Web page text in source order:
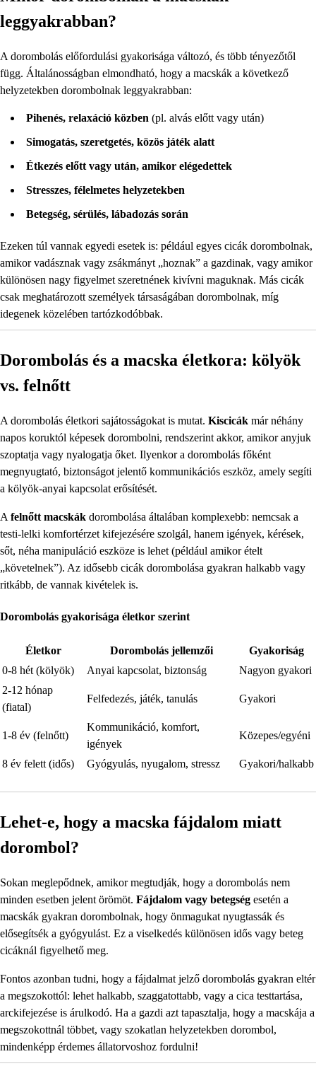
leggyakrabban?
A dorombolás előfordulási gyakorisága változó, és több tényezőtől
függ. Általánosságban elmondható, hogy a macskák a következő
helyzetekben dorombolnak leggyakrabban:
Pihenés, relaxáció közben (pl. alvás előtt vagy után)
Simogatás, szeretgetés, közös játék alatt
Étkezés előtt vagy után, amikor elégedettek
Stresszes, félelmetes helyzetekben
Betegség, sérülés, lábadozás során
Ezeken túl vannak egyedi esetek is: például egyes cicák dorombolnak,
amikor vadásznak vagy zsákmányt „hoznak” a gazdinak, vagy amikor
különösen nagy figyelmet szeretnének kivívni maguknak. Más cicák
csak meghatározott személyek társaságában dorombolnak, míg
idegenek közelében tartózkodóbbak.
Dorombolás és a macska életkora: kölyök
vs. felnőtt
A dorombolás életkori sajátosságokat is mutat. Kiscicák már néhány
napos koruktól képesek dorombolni, rendszerint akkor, amikor anyjuk
szoptatja vagy nyalogatja őket. Ilyenkor a dorombolás főként
megnyugtató, biztonságot jelentő kommunikációs eszköz, amely segíti
a kölyök-anyai kapcsolat erősítését.
A felnőtt macskák dorombolása általában komplexebb: nemcsak a
testi-lelki komfortérzet kifejezésére szolgál, hanem igények, kérések,
sőt, néha manipuláció eszköze is lehet (például amikor ételt
„követelnek”). Az idősebb cicák dorombolása gyakran halkabb vagy
ritkább, de vannak kivételek is.
Dorombolás gyakorisága életkor szerint
Életkor Dorombolás jellemzői
Gyakoriság
0-8 hét (kölyök)
Anyai kapcsolat, biztonság
Nagyon gyakori
2-12 hónap
(fiatal)
Felfedezés, játék, tanulás Gyakori
1-8 év (felnőtt)
Kommunikáció, komfort,
igények
Közepes/egyéni
8 év felett (idős) Gyógyulás, nyugalom, stressz Gyakori/halkabb
Lehet-e, hogy a macska fájdalom miatt
dorombol?
Sokan meglepődnek, amikor megtudják, hogy a dorombolás nem
minden esetben jelent örömöt. Fájdalom vagy betegség esetén a
macskák gyakran dorombolnak, hogy önmagukat nyugtassák és
elősegítsék a gyógyulást. Ez a viselkedés különösen idős vagy beteg
cicáknál figyelhető meg.
Fontos azonban tudni, hogy a fájdalmat jelző dorombolás gyakran eltér
a megszokottól: lehet halkabb, szaggatottabb, vagy a cica testtartása,
arckifejezése is árulkodó. Ha a gazdi azt tapasztalja, hogy a macskája a
megszokottnál többet, vagy szokatlan helyzetekben dorombol,
mindenképp érdemes állatorvoshoz fordulni!